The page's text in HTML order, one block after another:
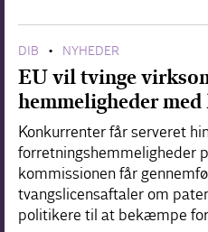
DIB • NYHEDER
EU vil tvinge
hemmeligheder
Konkurrenter får serveret
forretningshemmeligheder
kommissionen får
tvangslicensaftaler om
politikere til at bekæmpe